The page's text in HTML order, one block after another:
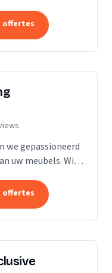
offertes
we gepassioneerd
uw meubels. Wij
Of het nu gaat
offertes